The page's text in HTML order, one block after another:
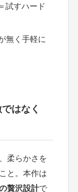
試すハード
無く手軽に
はなく
柔らかさを
こと。本作は
贅沢設計で